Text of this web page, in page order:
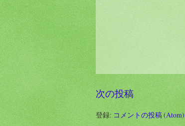
次の投稿
登録:コメントの投稿 (Atom)